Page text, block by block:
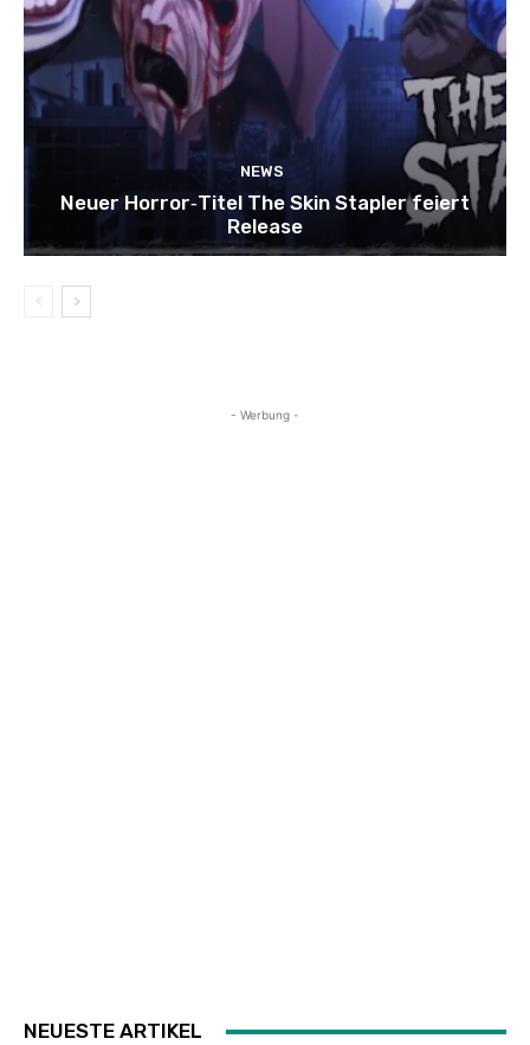
NEWS
Neuer Horror‑Titel The Skin Stapler feiert
Release
- Werbung -
NEUESTE ARTIKEL